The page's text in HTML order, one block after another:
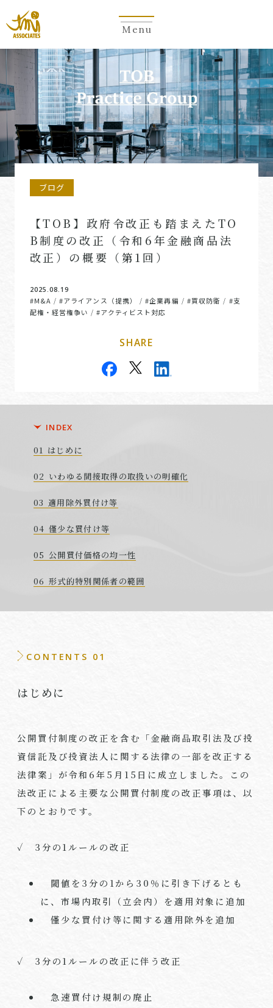
Menu
ブログ
【TOB】政府令改正も踏まえたTO
B制度の改正（令和6年金融商品法
改正）の概要（第1回）
2025.08.19
#M&A /#アライアンス（提携） /#企業再編 / #買収防衛 / #支
配権・経営権争い /#アクティビスト対応
SHARE
INDEX
はじめに
いわゆる間接取得の取扱いの明確化
適用除外買付け等
僅少な買付け等
公開買付価格の均一性
形式的特別関係者の範囲
CONTENTS 01
はじめに
公開買付制度の改正を含む「金融商品取引法及び投
資信託及び投資法人に関する法律の一部を改正する
法律案」が令和6年5月15日に成立しました。この
法改正による主要な公開買付制度の改正事項は、以
下のとおりです。
✓ 3分の1ルールの改正
閾値を3分の1から30％に引き下げるとも
に、市場内取引（立会内）を適用対象に追加
僅少な買付け等に関する適用除外を追加
✓ 3分の1ルールの改正に伴う改正
急速買付け規制の廃止